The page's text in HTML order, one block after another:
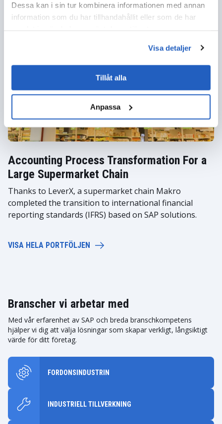
Dessa kan i sin tur kombinera informationen med annan
information som du har tillhandahållit eller som de har
Visa detaljer
Tillåt alla
Anpassa
LeverX helped develop a solution to automate and
Accounting Process Transformation For a
Large Supermarket Chain
Thanks to LeverX, a supermarket chain Makro
completed the transition to international financial
reporting standards (IFRS) based on SAP solutions.
VISA HELA PORTFÖLJEN
Branscher vi arbetar med
Med vår erfarenhet av SAP och breda branschkompetens
hjälper vi dig att välja lösningar som skapar verkligt, långsiktigt
värde för ditt företag.
FORDONSINDUSTRIN
INDUSTRIELL TILLVERKNING